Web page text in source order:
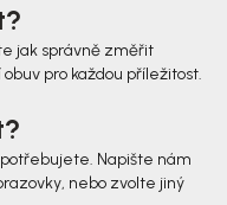
jak správně změřit
pro každou příležitost.
Napište nám
nebo zvolte jiný